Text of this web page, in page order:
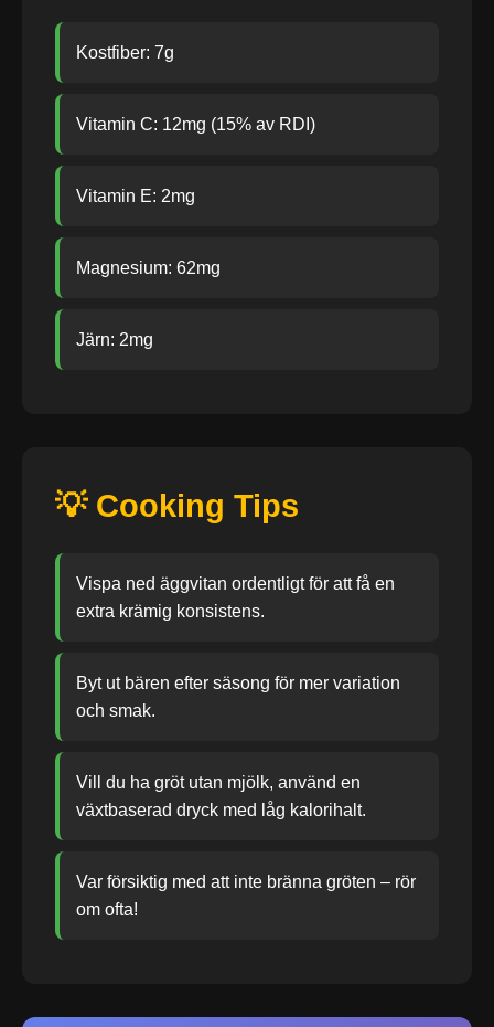
Kostfiber: 7g
Vitamin C: 12mg (15% av RDI)
Vitamin E: 2mg
Magnesium: 62mg
Järn: 2mg
💡 Cooking Tips
Vispa ned äggvitan ordentligt för att få en
extra krämig konsistens.
Byt ut bären efter säsong för mer variation
och smak.
Vill du ha gröt utan mjölk, använd en
växtbaserad dryck med låg kalorihalt.
Var försiktig med att inte bränna gröten – rör
om ofta!